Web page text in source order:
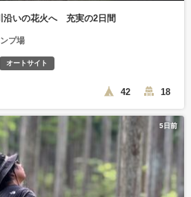
沿いの花火へ 充実の2日間
プ場
オートサイト
42 18
5日前